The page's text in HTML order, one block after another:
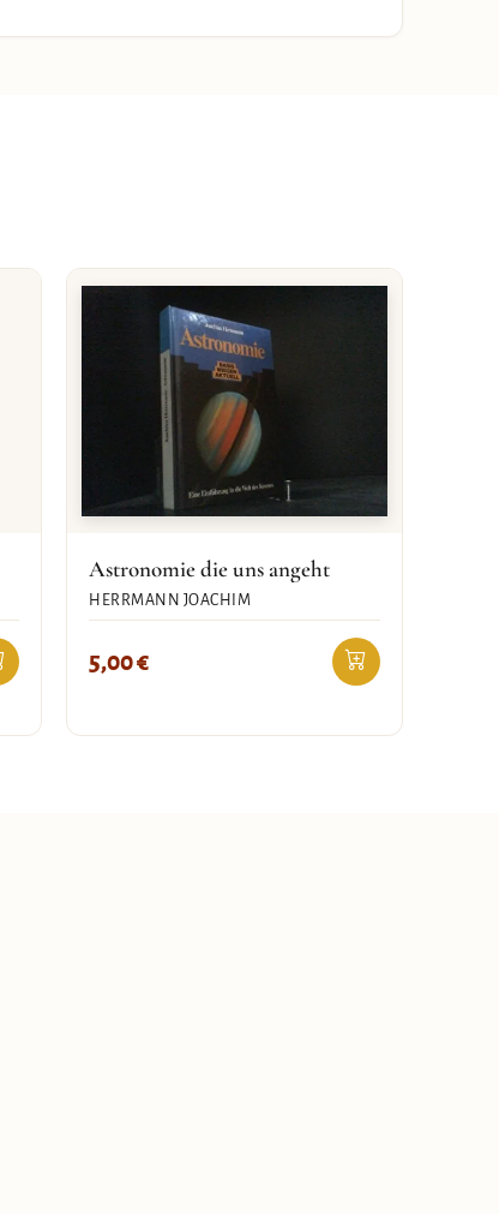
Astronomie die uns angeht
HERRMANN JOACHIM
5,00€